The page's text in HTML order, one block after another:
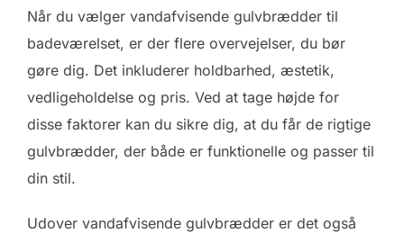
Når du vælger vandafvisende gulvbrædder til
badeværelset, er der flere overvejelser, du bør
gøre dig. Det inkluderer holdbarhed, æstetik,
vedligeholdelse og pris. Ved at tage højde for
disse faktorer kan du sikre dig, at du får de rigtige
gulvbrædder, der både er funktionelle og passer til
din stil.
Udover vandafvisende gulvbrædder er det også